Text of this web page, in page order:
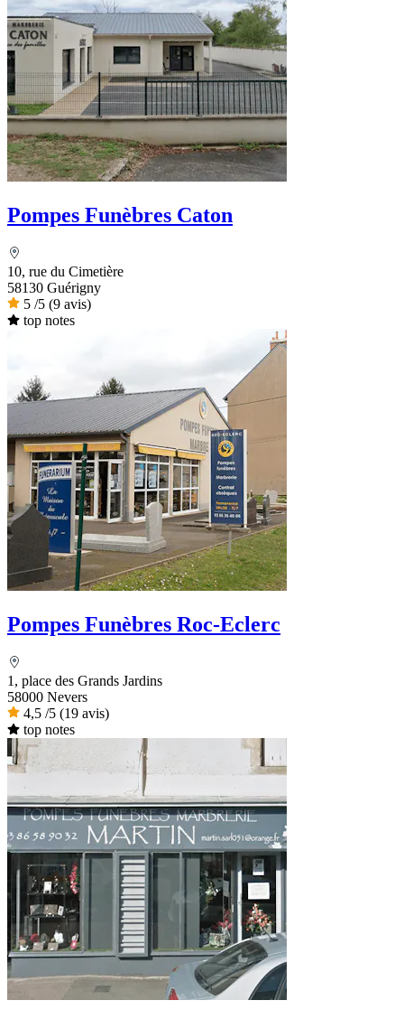
Pompes Funèbres Caton
10, rue du Cimetière
58130 Guérigny
5 /5 (9 avis)
top notes
Pompes Funèbres Roc-Eclerc
1, place des Grands Jardins
58000 Nevers
4,5 /5 (19 avis)
top notes